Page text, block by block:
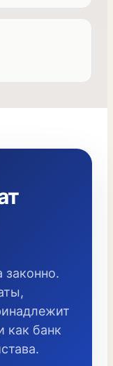
законно.
как банк